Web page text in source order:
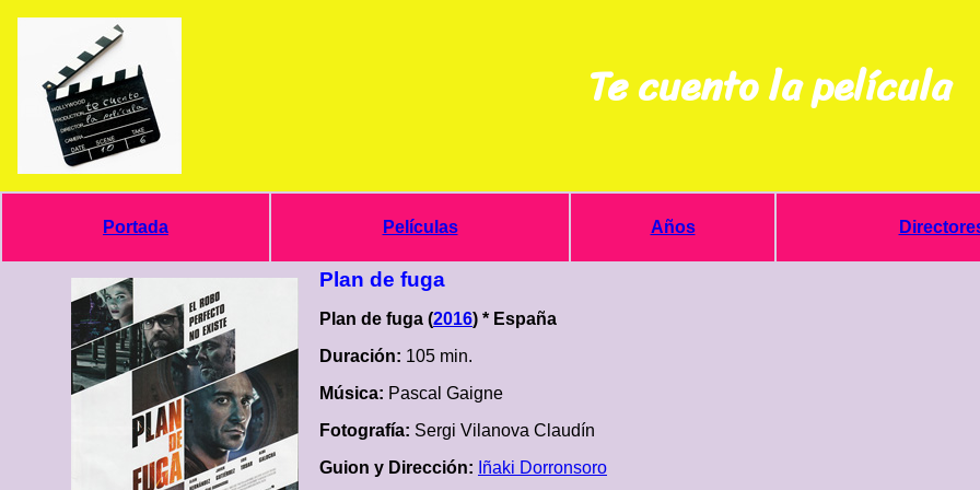
Te cuento la película
Portada Películas Años
Plan de fuga
Plan de fuga (2016) * España
Duración: 105 min.
Música: Pascal Gaigne
Fotografía: Sergi Vilanova Claudín
Guion y Dirección: Iñaki Dorronsoro